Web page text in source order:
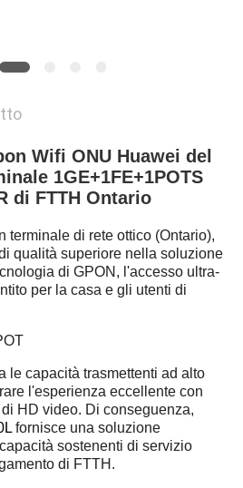
Wifi ONU Huawei del
1GE+1FE+1POTS
di FTTH Ontario
terminale di rete ottico (Ontario),
qualità superiore nella soluzione
di GPON, l'accesso ultra-
per la casa e gli utenti di
le capacità trasmettenti ad alto
l'esperienza eccellente con
HD video. Di conseguenza,
fornisce una soluzione
sostenenti di servizio
di FTTH.